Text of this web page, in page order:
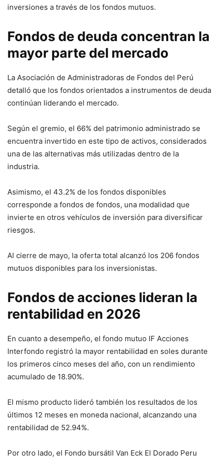
inversiones a través de los fondos mutuos.
Fondos de deuda concentran la
mayor parte del mercado
La Asociación de Administradoras de Fondos del Perú
detalló que los fondos orientados a instrumentos de deuda
continúan liderando el mercado.
Según el gremio, el 66% del patrimonio administrado se
encuentra invertido en este tipo de activos, considerados
una de las alternativas más utilizadas dentro de la
industria.
Asimismo, el 43.2% de los fondos disponibles
corresponde a fondos de fondos, una modalidad que
invierte en otros vehículos de inversión para diversificar
riesgos.
Al cierre de mayo, la oferta total alcanzó los 206 fondos
mutuos disponibles para los inversionistas.
Fondos de acciones lideran la
rentabilidad en 2026
En cuanto a desempeño, el fondo mutuo IF Acciones
Interfondo registró la mayor rentabilidad en soles durante
los primeros cinco meses del año, con un rendimiento
acumulado de 18.90%.
El mismo producto lideró también los resultados de los
últimos 12 meses en moneda nacional, alcanzando una
rentabilidad de 52.94%.
Por otro lado, el Fondo bursátil Van Eck El Dorado Peru